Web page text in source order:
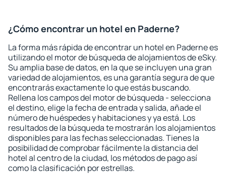
¿Cómo encontrar un hotel en Paderne?
La forma más rápida de encontrar un hotel en Paderne es
utilizando el motor de búsqueda de alojamientos de eSky.
Su amplia base de datos, en la que se incluyen una gran
variedad de alojamientos, es una garantía segura de que
encontrarás exactamente lo que estás buscando.
Rellena los campos del motor de búsqueda - selecciona
el destino, elige la fecha de entrada y salida, añade el
número de huéspedes y habitaciones y ya está. Los
resultados de la búsqueda te mostrarán los alojamientos
disponibles para las fechas seleccionadas. Tienes la
posibilidad de comprobar fácilmente la distancia del
hotel al centro de la ciudad, los métodos de pago así
como la clasificación por estrellas.